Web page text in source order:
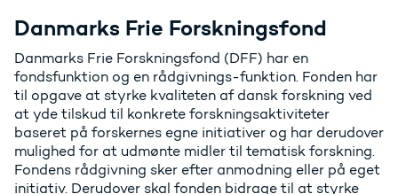
Danmarks Frie Forskningsfond
Danmarks Frie Forskningsfond (DFF) har en
fondsfunktion og en rådgivnings-funktion. Fonden har
til opgave at styrke kvaliteten af dansk forskning ved
at yde tilskud til konkrete forskningsaktiviteter
baseret på forskernes egne initiativer og har derudover
mulighed for at udmønte midler til tematisk forskning.
Fondens rådgivning sker efter anmodning eller på eget
initiativ. Derudover skal fonden bidrage til at styrke